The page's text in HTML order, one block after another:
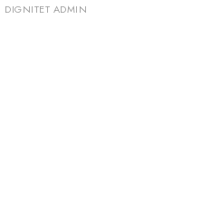
DIGNITET ADMIN